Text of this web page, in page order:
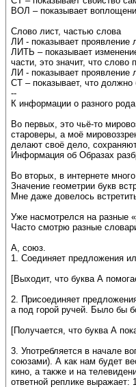
ВОЛ – показывает
Слово лист, частью слова
ЛИ - показывает
ЛИТЬ – показывает
части, это значит, что слово
ЛИ - показывает проявление
СТ – показывает, что
--
К информации о разного
Во первых, это чьё-то
староверы, а моё
делают своё дело,
Информация об Образах
Во вторых, в интернете
Значение геометрии букв
Мне даже довелось
Уже насмотрелся на разные
Часто смотрю разные
А, союз.
1. Соединяет предложения
[Выходит, что буква А
2. Присоединяет
а под горой ручей. Было бы
[Получается, что буква А
3. Употребляется в начале
союзами). А как нам будет
кино, а также и на
ответной реплике